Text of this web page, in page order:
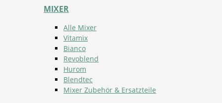
MIXER
Alle Mixer
Vitamix
Bianco
Revoblend
Hurom
Blendtec
Mixer Zubehör & Ersatzteile